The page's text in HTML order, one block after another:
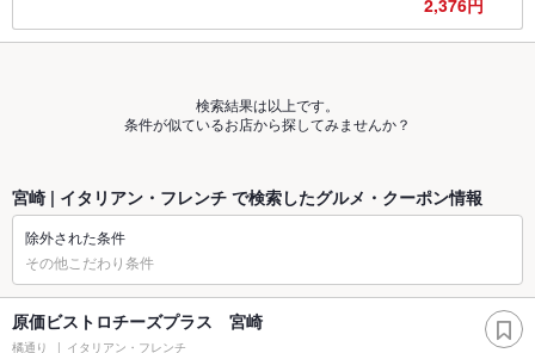
検索結果は以上です。
条件が似ているお店から探してみませんか？
宮崎 | イタリアン・フレンチ で検索したグルメ・クーポン情報
除外された条件
その他こだわり条件
原価ビストロチーズプラス 宮崎
橘通り イタリアン・フレンチ